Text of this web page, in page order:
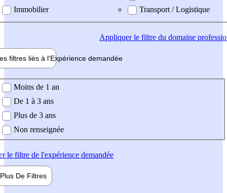
Immobilier
Transport / Logistique
Appliquerle filtre du domaine
filtres liés à l'Expérience demandée
demandée
Moins de 1 an
De 1 à 3 ans
Plus de 3 ans
Non renseignée
le filtre de l'expérience demandée
Plus De Filtres